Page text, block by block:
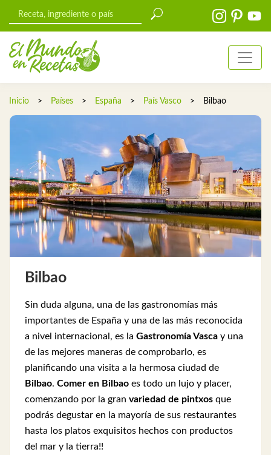
Inicio > Países > España > País Vasco > Bilbao
Bilbao
Sin duda alguna, una de las gastronomías más
importantes de España y una de las más reconocida
a nivel internacional, es la Gastronomía Vasca y una
de las mejores maneras de comprobarlo, es
planificando una visita a la hermosa ciudad de
Bilbao. Comer en Bilbao es todo un lujo y placer,
comenzando por la gran variedad de pintxos que
podrás degustar en la mayoría de sus restaurantes
hasta los platos exquisitos hechos con productos
del mar y la tierra!!